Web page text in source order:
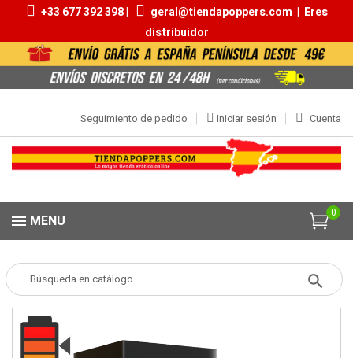
+33 677 392 398 | geral@tiendapoppers.com | Eres
distribuidor
Cuenta
Iniciar sesión
Seguimiento de pedido
0
MENU
Popper POPPERS Aromas 20ml | 30ml Rise Up Black Label 30ml